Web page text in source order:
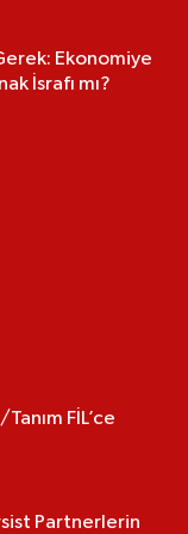
Ekonomiye
İsrafı mı?
FİL’ce
Partnerlerin